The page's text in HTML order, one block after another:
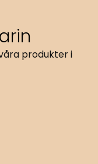
produkter i